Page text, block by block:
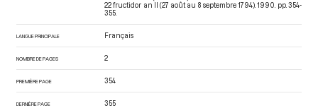
22 fructidor an II (27 août au 8 septembre 1794) . 1990. pp. 354-
355.
LANGUE PRINCIPALE Français
NOMBRE DE PAGES 2
PREMIÈRE PAGE 354
DERNIÈRE PAGE 355